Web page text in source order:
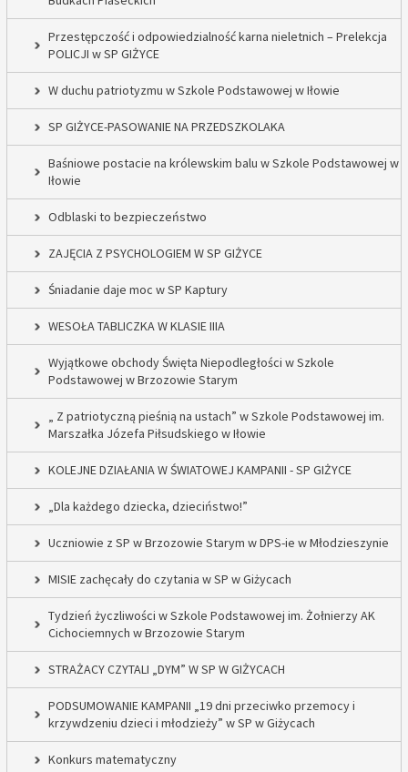
Przestępczość i odpowiedzialność karna nieletnich – Prelekcja
POLICJI w SP GIŻYCE
W duchu patriotyzmu w Szkole Podstawowej w Iłowie
SP GIŻYCE-PASOWANIE NA PRZEDSZKOLAKA
Baśniowe postacie na królewskim balu w Szkole Podstawowej w
Iłowie
Odblaski to bezpieczeństwo
ZAJĘCIA Z PSYCHOLOGIEM W SP GIŻYCE
Śniadanie daje moc w SP Kaptury
WESOŁA TABLICZKA W KLASIE IIIA
Wyjątkowe obchody Święta Niepodległości w Szkole
Podstawowej w Brzozowie Starym
„ Z patriotyczną pieśnią na ustach” w Szkole Podstawowej im.
Marszałka Józefa Piłsudskiego w Iłowie
KOLEJNE DZIAŁANIA W ŚWIATOWEJ KAMPANII - SP GIŻYCE
„Dla każdego dziecka, dzieciństwo!”
Uczniowie z SP w Brzozowie Starym w DPS-ie w Młodzieszynie
MISIE zachęcały do czytania w SP w Giżycach
Tydzień życzliwości w Szkole Podstawowej im. Żołnierzy AK
Cichociemnych w Brzozowie Starym
STRAŻACY CZYTALI „DYM” W SP W GIŻYCACH
PODSUMOWANIE KAMPANII „19 dni przeciwko przemocy i
krzywdzeniu dzieci i młodzieży” w SP w Giżycach
Konkurs matematyczny